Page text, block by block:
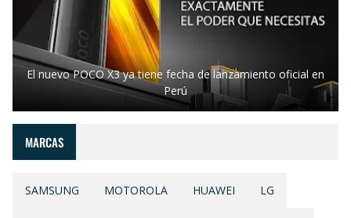
El nuevo POCO X3 ya tiene fecha de lanzamiento oficial en
Perú
MARCAS
SAMSUNG MOTOROLA HUAWEI LG